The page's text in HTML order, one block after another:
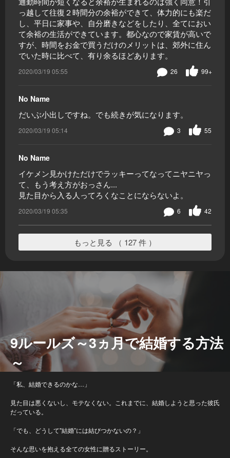
っ越して往復２時間分の余裕ができて、体力的にも楽だ
し、平日に家事や、自分磨きなどをしたり、全てにおい
て余裕の生活ができています。都心なので家賃が高いで
すが、時間をお金で買うだけのメリットは、郊外に住ん
でいた時に比べて、有り余るほどあります。
2020/03/19 05:55 99+
26
No Name
だいぶ小出しですね。でも続きが気になります。
2020/03/19 05:14 55
3
No Name
イケメン見かけただけでラッキーってなってニヤニヤっ
て、もう考え方がおっさん...
見た目から入る人ってろくなことにならないよ。
2020/03/19 05:35 42
6
もっと見る （ 127 件 ）
9ルールズ～3ヵ月で結婚する方法
～
「私、結婚できるのかな…」
見た目は悪くないし、モテなくない。これまでに、結婚しようと思った彼氏
だっている。
「でも、どうして"結婚”には結びつかないの？」
そんな思いを抱える全ての女性に贈るストーリー。